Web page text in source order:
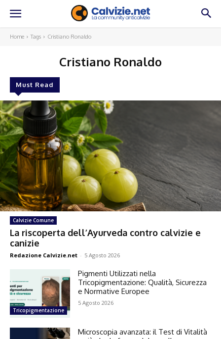
Home Tags Cristiano Ronaldo
Cristiano Ronaldo
Must Read
Calvizie Comune
La riscoperta dell’Ayurveda contro calvizie e
canizie
Redazione Calvizie.net - 5 Agosto 2026
Tricopigmentazione
Pigmenti Utilizzati nella
Tricopigmentazione: Qualità, Sicurezza
e Normative Europee
5 Agosto 2026
Microscopia avanzata: il Test di Vitalità